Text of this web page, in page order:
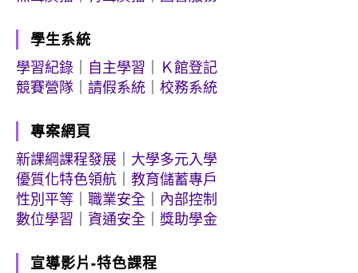
學生系統
學習紀錄
自主學習
Ｋ館登記
競賽營隊
請假系統 校務系統
專案網頁
新課綱課程發展
大學多元入學
優質化特色領航
教育儲蓄專戶
性別平等
職業安全
內部控制
數位學習
資通安全 獎助學金
宣導影片-特色課程